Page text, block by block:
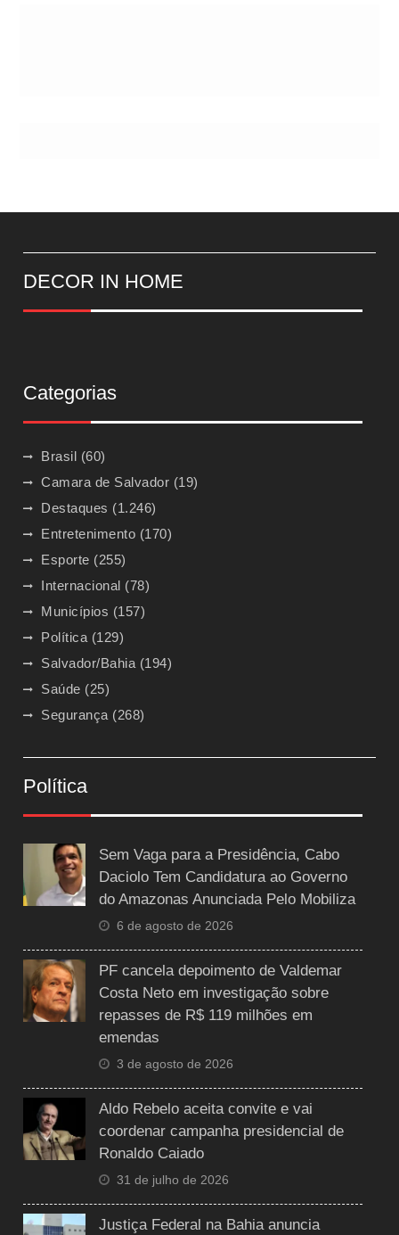
DECOR IN HOME
Categorias
Brasil (60)
Camara de Salvador (19)
Destaques (1.246)
Entretenimento (170)
Esporte (255)
Internacional (78)
Municípios (157)
Política(129)
Salvador/Bahia(194)
Saúde (25)
Segurança(268)
Política
Sem Vaga para a Presidência, Cabo
Daciolo Tem Candidatura ao Governo
do Amazonas Anunciada Pelo Mobiliza
6 de agosto de 2026
PF cancela depoimento de Valdemar
Costa Neto em investigação sobre
repasses de R$ 119 milhões em
emendas
3 de agosto de 2026
Aldo Rebelo aceita convite e vai
coordenar campanha presidencial de
Ronaldo Caiado
31 de julho de 2026
Justiça Federal na Bahia anuncia